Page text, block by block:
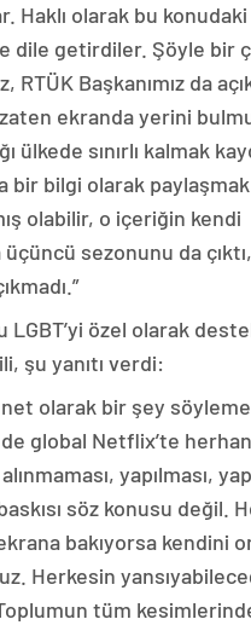
Haklı olarak bu konudaki
dile getirdiler. Şöyle bir
Başkanımız da
ekranda yerini
ülkede sınırlı kalmak
bir bilgi olarak
olabilir, o içeriğin kendi
sezonunu da
özel olarak
şu yanıtı verdi:
net olarak bir şey
de global Netflix’te
yapılması,
söz konusu değil.
bakıyorsa kendini
Herkesin
tüm